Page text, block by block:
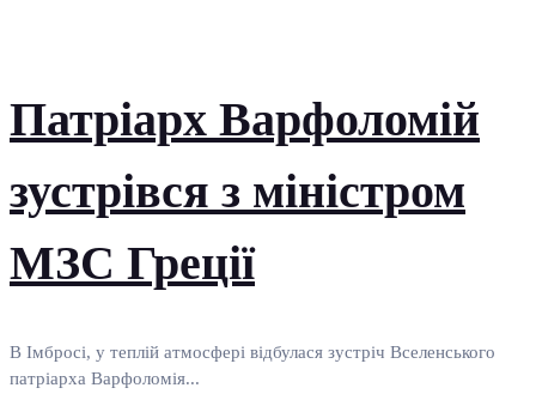
Патріарх Варфоломій
зустрівся з міністром
МЗС Греції
В Імбросі, у теплій атмосфері відбулася зустріч Вселенського
патріарха Варфоломія...